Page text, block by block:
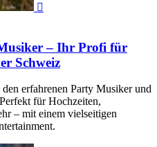

– Ihr Profi für
Schweiz
erfahrenen Party Musiker und
für Hochzeiten,
– mit einem vielseitigen